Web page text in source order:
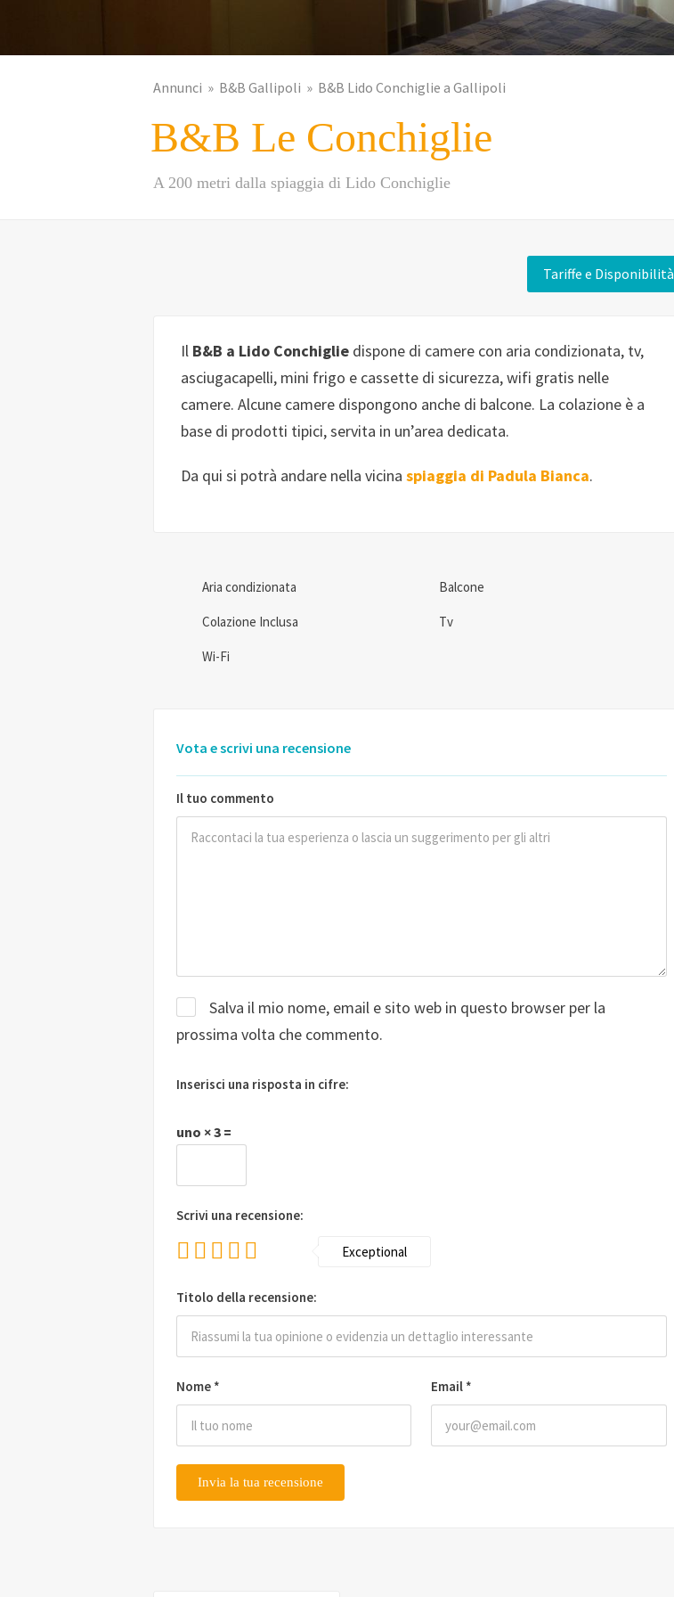
Annunci B&B Gallipoli B&B Lido Conchiglie a Gallipoli
B&B Le Conchiglie
A 200 metri dalla spiaggia di Lido Conchiglie
Tariffe e Disponibilità
Il B&B a Lido Conchiglie dispone di camere con aria condizionata, tv,
asciugacapelli, mini frigo e cassette di sicurezza, wifi gratis nelle
camere. Alcune camere dispongono anche di balcone. La colazione è a
base di prodotti tipici, servita in un’area dedicata.
Da qui si potrà andare nella vicina spiaggia di Padula Bianca.
Aria condizionata Balcone
Colazione Inclusa Tv
Wi-Fi
Vota e scrivi una recensione
Il tuo commento
Nome * Email *
Salva il mio nome, email e sito web in questo browser per la
prossima volta che commento.
Inserisci una risposta in cifre:
uno × 3 =
Scrivi una recensione:
Exceptional
Titolo della recensione: